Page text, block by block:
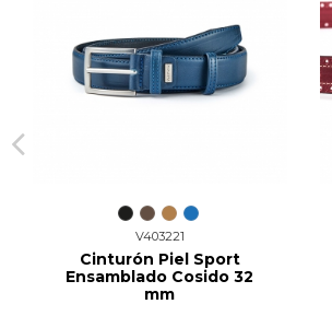
V403221
Cinturón Piel Sport
Ensamblado Cosido 32
mm